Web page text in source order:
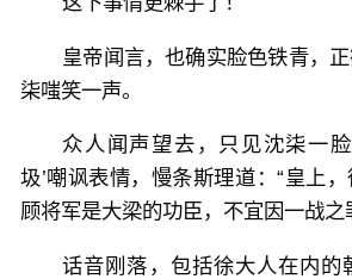
皇帝闻言，也确实脸色铁青，
柒嗤笑一声。
众人闻声望去，只见沈柒一
圾’嘲讽表情，慢条斯理道：“皇上，
顾将军是大梁的功臣，不宜因一战之
话音刚落，包括徐大人在内的